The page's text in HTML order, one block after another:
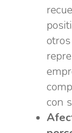
con